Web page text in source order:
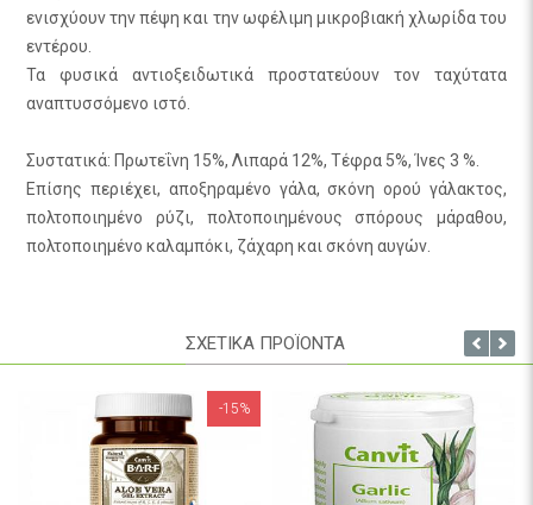
ενισχύουν την πέψη και την ωφέλιμη μικροβιακή χλωρίδα του
εντέρου.
Τα φυσικά αντιοξειδωτικά προστατεύουν τον ταχύτατα
αναπτυσσόμενο ιστό.
Συστατικά: Πρωτεΐνη 15%, Λιπαρά 12%, Τέφρα 5%, Ίνες 3 %.
Επίσης περιέχει, αποξηραμένο γάλα, σκόνη ορού γάλακτος,
πολτοποιημένο ρύζι, πολτοποιημένους σπόρους μάραθου,
πολτοποιημένο καλαμπόκι, ζάχαρη και σκόνη αυγών.
ΣΧΕΤΙΚΑ ΠΡΟΪΟΝΤΑ
-15%